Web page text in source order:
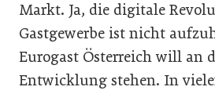
Markt. Ja, die digitale
Gastgewerbe ist nicht
Eurogast Österreich will an
Entwicklung stehen. In